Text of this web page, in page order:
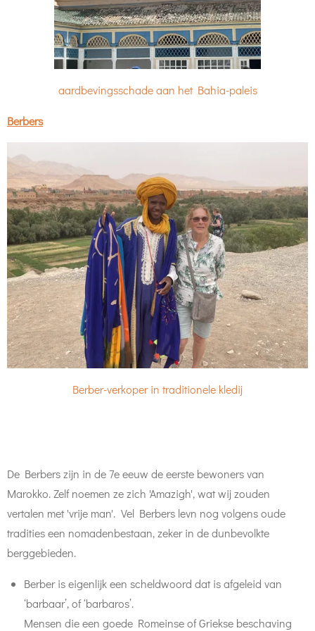
aardbevingsschade aan het Bahia-paleis
Berbers
Berber-verkoper in traditionele kledij
De Berbers zijn in de 7e eeuw de eerste bewoners van
Marokko. Zelf noemen ze zich 'Amazigh', wat wij zouden
vertalen met 'vrije man'. Vel Berbers levn nog volgens oude
tradities een nomadenbestaan, zeker in de dunbevolkte
berggebieden.
Berber is eigenlijk een scheldwoord dat is afgeleid van
‘barbaar’, of ‘barbaros’.
Mensen die een goede Romeinse of Griekse beschaving